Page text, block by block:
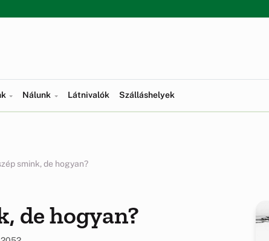
Nálunk Látnivalók Szálláshelyek
smink, de hogyan?
de hogyan?